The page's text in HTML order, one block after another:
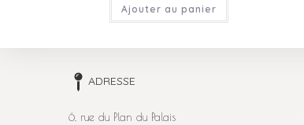
Ajouter au panier
ADRESSE
6, rue du Plan du Palais